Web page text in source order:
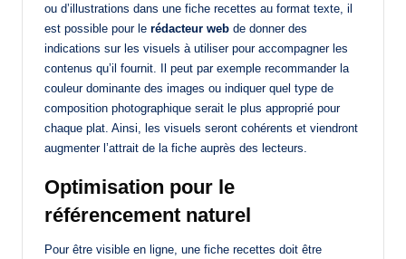
ou d’illustrations dans une fiche recettes au format texte, il
est possible pour le rédacteur web de donner des
indications sur les visuels à utiliser pour accompagner les
contenus qu’il fournit. Il peut par exemple recommander la
couleur dominante des images ou indiquer quel type de
composition photographique serait le plus approprié pour
chaque plat. Ainsi, les visuels seront cohérents et viendront
augmenter l’attrait de la fiche auprès des lecteurs.
Optimisation pour le
référencement naturel
Pour être visible en ligne, une fiche recettes doit être